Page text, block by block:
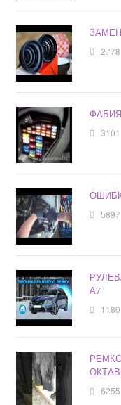
2778
3101
5897
А7
1180
6255